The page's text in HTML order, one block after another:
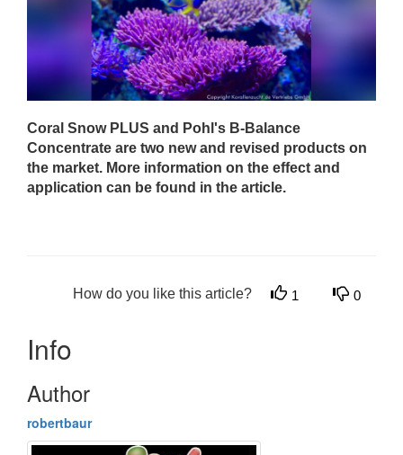
Coral Snow PLUS and Pohl's B-Balance
Concentrate are two new and revised products on
the market. More information on the effect and
application can be found in the article.
How do you like this article? 1 0
Info
Author
robertbaur